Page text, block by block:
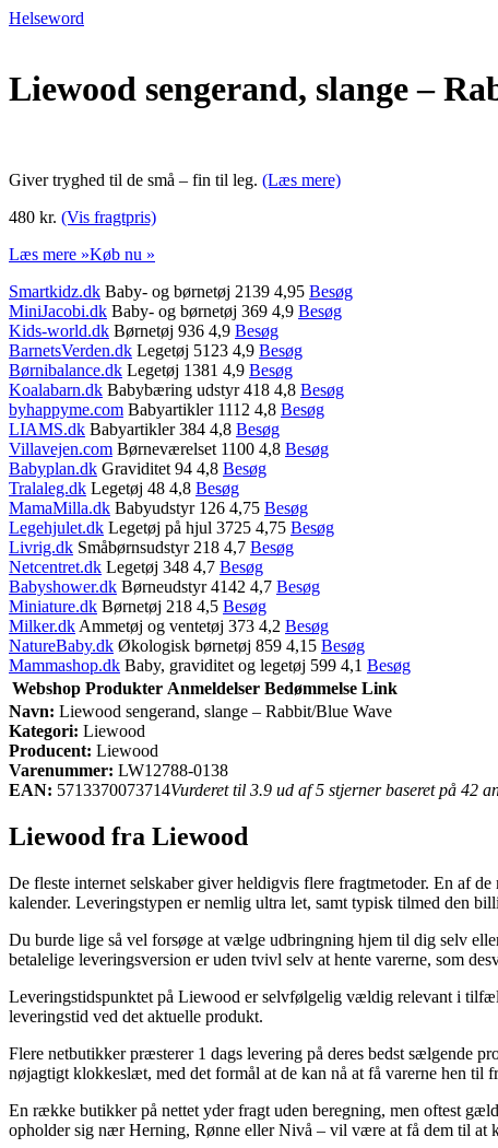
Helseword
Liewood sengerand, slange –
Giver tryghed til de små – fin til leg. (Læs mere)
480 kr. (Vis fragtpris)
Læs mere »Køb nu »
Smartkidz.dk Baby- og børnetøj 2139 4,95 Besøg
MiniJacobi.dk Baby- og børnetøj 369 4,9 Besøg
Kids-world.dk Børnetøj 936 4,9 Besøg
BarnetsVerden.dk Legetøj 5123 4,9 Besøg
Børnibalance.dk Legetøj 1381 4,9 Besøg
Koalabarn.dk Babybæring udstyr 418 4,8 Besøg
byhappyme.com Babyartikler 1112 4,8 Besøg
LIAMS.dk Babyartikler 384 4,8 Besøg
Villavejen.com Børneværelset 1100 4,8 Besøg
Babyplan.dk Graviditet 94 4,8 Besøg
Tralaleg.dk Legetøj 48 4,8 Besøg
MamaMilla.dk Babyudstyr 126 4,75 Besøg
Legehjulet.dk Legetøj på hjul 3725 4,75 Besøg
Livrig.dk Småbørnsudstyr 218 4,7 Besøg
Netcentret.dk Legetøj 348 4,7 Besøg
Babyshower.dk Børneudstyr 4142 4,7 Besøg
Miniature.dk Børnetøj 218 4,5 Besøg
Milker.dk Ammetøj og ventetøj 373 4,2 Besøg
NatureBaby.dk Økologisk børnetøj 859 4,15 Besøg
Mammashop.dk Baby, graviditet og legetøj 599 4,1 Besøg
Webshop Produkter Anmeldelser Bedømmelse Link
Navn: Liewood sengerand, slange – Rabbit/Blue Wave
Kategori: Liewood
Producent: Liewood
Varenummer: LW12788-0138
EAN: 5713370073714Vurderet til 3.9 ud af 5 stjerner baseret på 42
Liewood fra Liewood
De fleste internet selskaber giver heldigvis flere fragtmetoder. En af
kalender. Leveringstypen er nemlig ultra let, samt typisk tilmed den
Du burde lige så vel forsøge at vælge udbringning hjem til dig selv
betalelige leveringsversion er uden tvivl selv at hente varerne, som
Leveringstidspunktet på Liewood er selvfølgelig vældig relevant i
leveringstid ved det aktuelle produkt.
Flere netbutikker præsterer 1 dags levering på deres bedst sælgende
nøjagtigt klokkeslæt, med det formål at de kan nå at få varerne hen til
En række butikker på nettet yder fragt uden beregning, men oftest
opholder sig nær Herning, Rønne eller Nivå – vil være at få dem til at